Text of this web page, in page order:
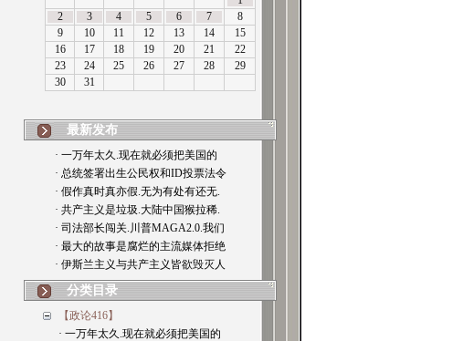
最新发布
· 一万年太久.现在就必须把美国的
· 总统签署出生公民权和ID投票法令
· 假作真时真亦假.无为有处有还无.
· 共产主义是垃圾.大陆中国猴拉稀.
· 司法部长闯关.川普MAGA2.0.我们
· 最大的故事是腐烂的主流媒体拒绝
· 伊斯兰主义与共产主义皆欲毁灭人
分类目录
【政论416】
· 一万年太久.现在就必须把美国的